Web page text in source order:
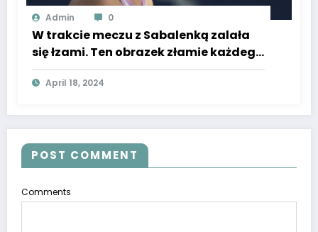
Admin 0
W trakcie meczu z Sabalenką zalała
się łzami. Ten obrazek złamie każdego
twardziela
April 18, 2024
POST COMMENT
Comments